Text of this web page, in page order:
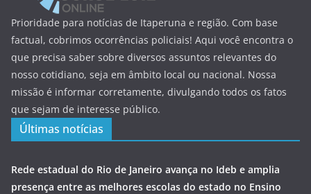
Prioridade para notícias de Itaperuna e região. Com base
factual, cobrimos ocorrências policiais! Aqui você encontra o
que precisa saber sobre diversos assuntos relevantes do
nosso cotidiano, seja em âmbito local ou nacional. Nossa
missão é informar corretamente, divulgando todos os fatos
que sejam de interesse público.
Últimas notícias
Rede estadual do Rio de Janeiro avança no Ideb e amplia
presença entre as melhores escolas do estado no Ensino